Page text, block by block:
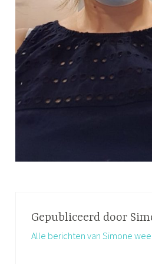
Gepubliceerd door
Alle berichten van Simone